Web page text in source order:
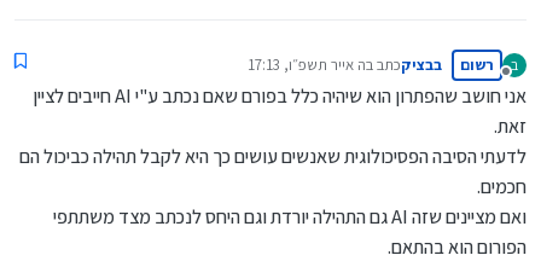
ב
מנותק
רשום בבציקכתב בה אייר תשפ״ו, 17:13
נערך לאחרונה על ידי
אני חושב שהפתרון הוא שיהיה כלל בפורם שאם נכתב ע"י AI חייבים לציין
זאת.
לדעתי הסיבה הפסיכולוגית שאנשים עושים כך היא לקבל תהילה כביכול הם
חכמים.
ואם מציינים שזה AI גם התהילה יורדת וגם היחס לנכתב מצד משתתפי
הפורום הוא בהתאם.